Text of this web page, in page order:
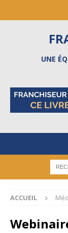
UNE
ACCUEIL